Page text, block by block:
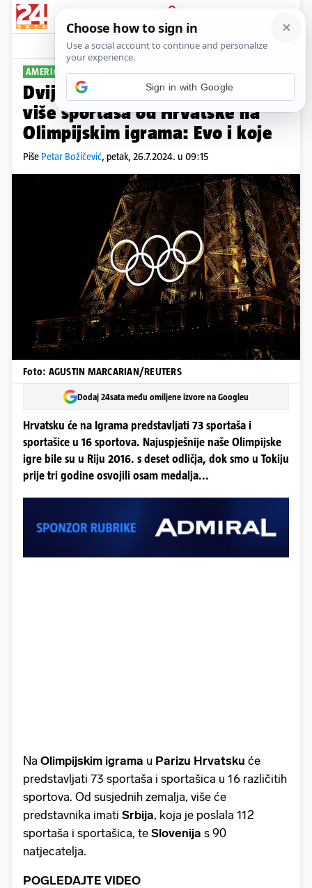
PRIJAVA
Sport Komentari
AMERIČKA JE DELEGACIJA NAJBROJNIJA
Dvije susjedne zemlje imat će
više sportaša od Hrvatske na
Olimpijskim igrama: Evo i koje
Piše Petar Božičević, petak, 26.7.2024. u 09:15
Foto: AGUSTIN MARCARIAN/REUTERS
Dodaj 24sata među omiljene izvore na Googleu
Hrvatsku će na Igrama predstavljati 73 sportaša i
sportašice u 16 sportova. Najuspješnije naše Olimpijske
igre bile su u Riju 2016. s deset odličja, dok smo u Tokiju
prije tri godine osvojili osam medalja...
Na Olimpijskim igrama u Parizu Hrvatsku će
predstavljati 73 sportaša i sportašica u 16 različitih
sportova. Od susjednih zemalja, više će
predstavnika imati Srbija, koja je poslala 112
sportaša i sportašica, te Slovenija s 90
natjecatelja.
POGLEDAJTE VIDEO